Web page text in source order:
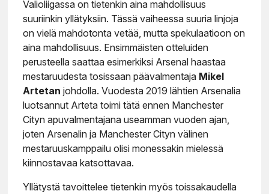
Valioliigassa on tietenkin aina mahdollisuus
suuriinkin yllätyksiin. Tässä vaiheessa suuria linjoja
on vielä mahdotonta vetää, mutta spekulaatioon on
aina mahdollisuus. Ensimmäisten otteluiden
perusteella saattaa esimerkiksi Arsenal haastaa
mestaruudesta tosissaan päävalmentaja Mikel
Artetanjohdolla. Vuodesta 2019 lähtien Arsenalia
luotsannut Arteta toimi tätä ennen Manchester
Cityn apuvalmentajana useamman vuoden ajan,
joten Arsenalin ja Manchester Cityn välinen
mestaruuskamppailu olisi monessakin mielessä
kiinnostavaa katsottavaa.
Yllätystä tavoittelee tietenkin myös toissakaudella